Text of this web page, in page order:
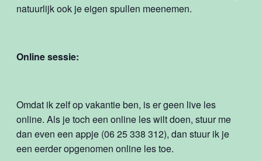
natuurlijk ook je eigen spullen meenemen.
Online sessie:
Omdat ik zelf op vakantie ben, is er geen live les
online. Als je toch een online les wilt doen, stuur me
dan even een appje (06 25 338 312), dan stuur ik je
een eerder opgenomen online les toe.